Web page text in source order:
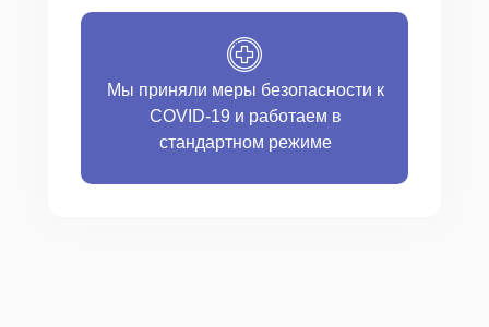
Мы приняли меры безопасности к
COVID-19 и работаем в
стандартном режиме